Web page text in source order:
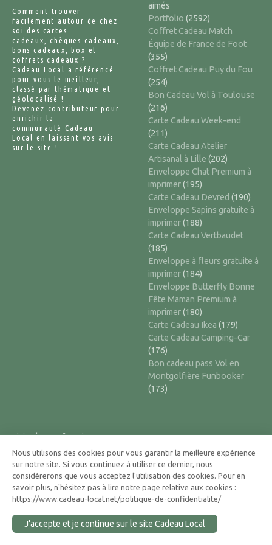
Comment trouver
facilement autour de chez
soi des cartes
cadeaux, chèques cadeaux,
bons cadeaux, box et
coffrets cadeaux ?
Cadeau Local a référencé
pour vous le meilleur,
classé par thématique et
géolocalisé !
Devenez contributeur pour
enrichir la
communauté Cadeau
Local en laissant vos avis
sur le site !
aimés
Portfolio (2592)
Coffret Cadeau Match
Équipe de France de Foot
(355)
Coffret Cadeau Puy du Fou
(254)
Bon Cadeau Vol à Toulouse
(216)
Carte Cadeau Week-end
(211)
Carte Cadeau Atelier
Artisanal à Lille (202)
Enveloppe Chat Premium à
imprimer(195)
Carte Cadeau Devred (190)
Enveloppe Sapins gratuite à
imprimer(188)
Carte Cadeau Vertbaudet
(185)
Enveloppe à fleurs gratuite à
imprimer(184)
Enveloppe Butterfly Bonne
Fête Maman Premium à
imprimer(180)
Carte Cadeau Ikea (179)
Carte Cadeau Camping-Car
(176)
Bon cadeau pass Vol en
Montgolfière Funbooker
(173)
Liste de mes favoris
Your favorites will be here.
Cadeau Local
14 Avenue de Chatel
63200 Saint Bonnet Près
Riom
Nous utilisons des cookies pour vous garantir la meilleure expérience
sur notre site. Si vous continuez à utiliser ce dernier, nous
considérerons que vous acceptez l'utilisation des cookies. Pour en
savoir plus, n'hésitez pas à lire notre page relative aux cookies :
https://www.cadeau-local.net/politique-de-confidentialite/
J'accepte et je continue sur le site Cadeau Local